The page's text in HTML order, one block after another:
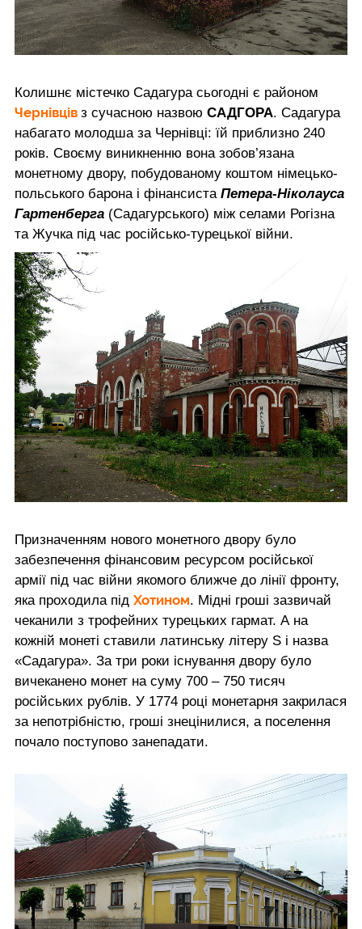
Колишнє містечко Садагура сьогодні є районом
Чернівців з сучасною назвою САДГОРА. Садагура
набагато молодша за Чернівці: їй приблизно 240
років. Своєму виникненню вона зобов’язана
монетному двору, побудованому коштом німецько-
польського барона і фінансиста Петера-Ніколауса
Гартенберга (Садагурського) між селами Рогізна
та Жучка під час російсько-турецької війни.
Призначенням нового монетного двору було
забезпечення фінансовим ресурсом російської
армії під час війни якомого ближче до лінії фронту,
яка проходила під Хотином. Мідні гроші зазвичай
чеканили з трофейних турецьких гармат. А на
кожній монеті ставили латинську літеру S і назва
«Садагура». За три роки існування двору було
вичеканено монет на суму 700 – 750 тисяч
російських рублів. У 1774 році монетарня закрилася
за непотрібністю, гроші знецінилися, а поселення
почало поступово занепадати.